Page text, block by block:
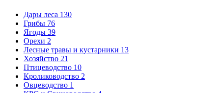
Дары леса 130
Грибы 76
Ягоды 39
Орехи 2
Лесные травы и кустарники 13
Хозяйство 21
Птицеводство 10
Кролиководство 2
Овцеводство 1